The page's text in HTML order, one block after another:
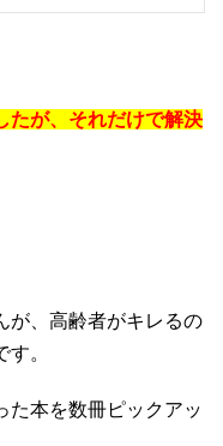
たが、それだけで解決
が、高齢者がキレるの
。
た本を数冊ピックアッ